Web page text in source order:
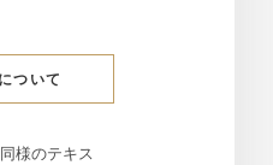
ついて
様のテキス